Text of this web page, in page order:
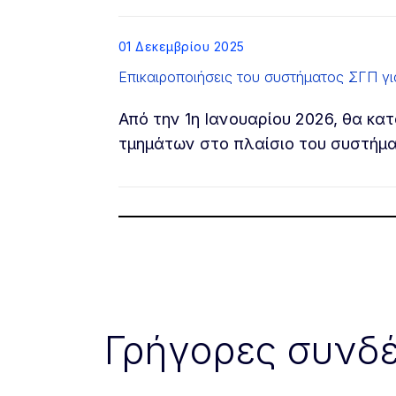
List item
01 Δεκεμβρίου 2025
Επικαιροποιήσεις του συστήματος ΣΓΠ
Από την 1η Ιανουαρίου 2026, θα
τμημάτων στο πλαίσιο του
Γρήγορες